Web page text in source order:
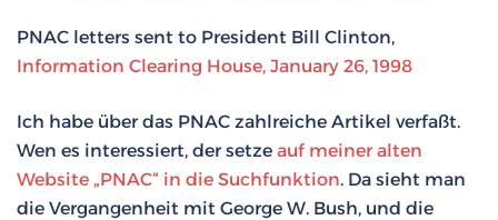
PNAC letters sent to President Bill Clinton,
Information Clearing House, January 26, 1998
Ich habe über das PNAC zahlreiche Artikel verfaßt.
Wen es interessiert, der setze auf meiner alten
Website „PNAC“ in die Suchfunktion. Da sieht man
die Vergangenheit mit George W. Bush, und die